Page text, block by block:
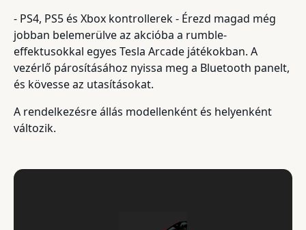
- PS4, PS5 és Xbox kontrollerek - Érezd magad még
jobban belemerülve az akcióba a rumble-
effektusokkal egyes Tesla Arcade játékokban. A
vezérlő párosításához nyissa meg a Bluetooth panelt,
és kövesse az utasításokat.
A rendelkezésre állás modellenként és helyenként
változik.